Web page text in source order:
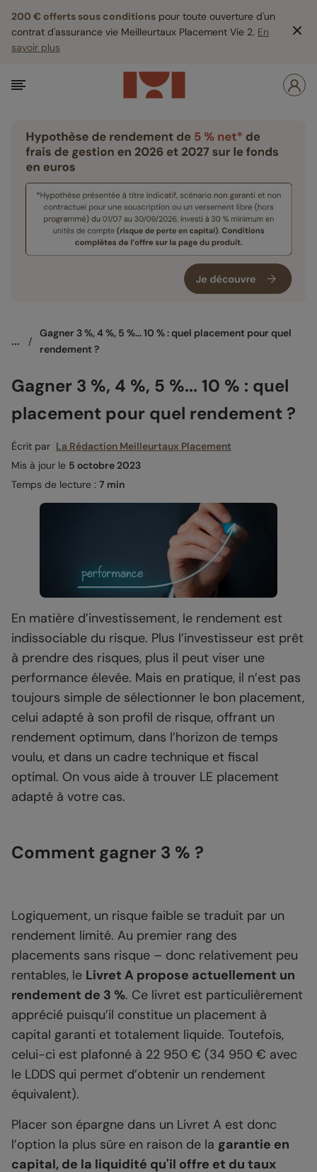
200 € offerts sous conditions pour toute ouverture d'un
contrat d'assurance vie Meilleurtaux Placement Vie 2. En
savoir plus
... /
Gagner 3 %, 4 %, 5 %... 10 % : quel placement pour quel
rendement ?
Gagner 3 %, 4 %, 5 %... 10 % : quel
placement pour quel rendement ?
Écrit par La Rédaction Meilleurtaux Placement
Mis à jour le 5 octobre 2023
Temps de lecture : 7 min
En matière d’investissement, le rendement est
indissociable du risque. Plus l’investisseur est prêt
à prendre des risques, plus il peut viser une
performance élevée. Mais en pratique, il n’est pas
toujours simple de sélectionner le bon placement,
celui adapté à son profil de risque, offrant un
rendement optimum, dans l’horizon de temps
voulu, et dans un cadre technique et fiscal
optimal. On vous aide à trouver LE placement
adapté à votre cas.
Comment gagner 3 % ?
Logiquement, un risque faible se traduit par un
rendement limité. Au premier rang des
placements sans risque – donc relativement peu
rentables, le Livret A propose actuellement un
rendement de 3 %. Ce livret est particulièrement
apprécié puisqu’il constitue un placement à
capital garanti et totalement liquide. Toutefois,
celui-ci est plafonné à 22 950 € (34 950 € avec
le LDDS qui permet d’obtenir un rendement
équivalent).
Placer son épargne dans un Livret A est donc
l’option la plus sûre en raison de la garantie en
capital, de la liquidité qu'il offre et du taux